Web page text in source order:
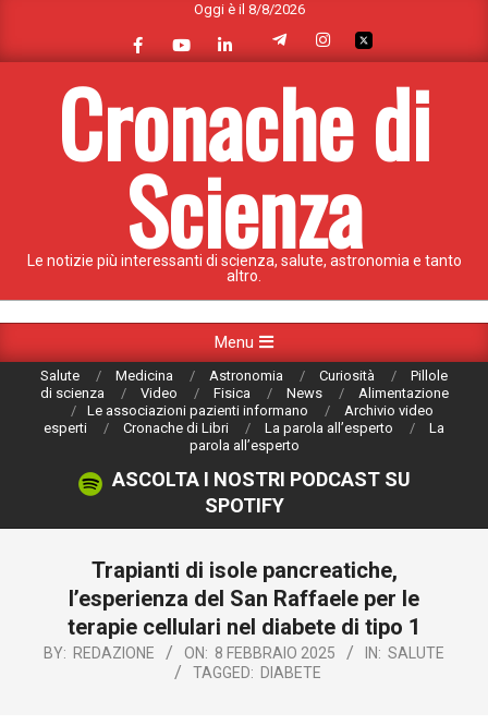
content
Oggi è il 8/8/2026
Cronache di
Scienza
Le notizie più interessanti di scienza, salute, astronomia e tanto
altro.
Navigation
Menu
Salute Medicina Astronomia Curiosità
Pillole
di scienza
Video Fisica News
Alimentazione
Le associazioni pazienti informano
Archivio video
esperti
Cronache di Libri La parola all’esperto
La
parola all’esperto
ASCOLTA I NOSTRI PODCAST SU
SPOTIFY
Trapianti di isole pancreatiche,
l’esperienza del San Raffaele per le
terapie cellulari nel diabete di tipo 1
BY: REDAZIONE ON: 8 FEBBRAIO 2025 IN: SALUTE
TAGGED: DIABETE